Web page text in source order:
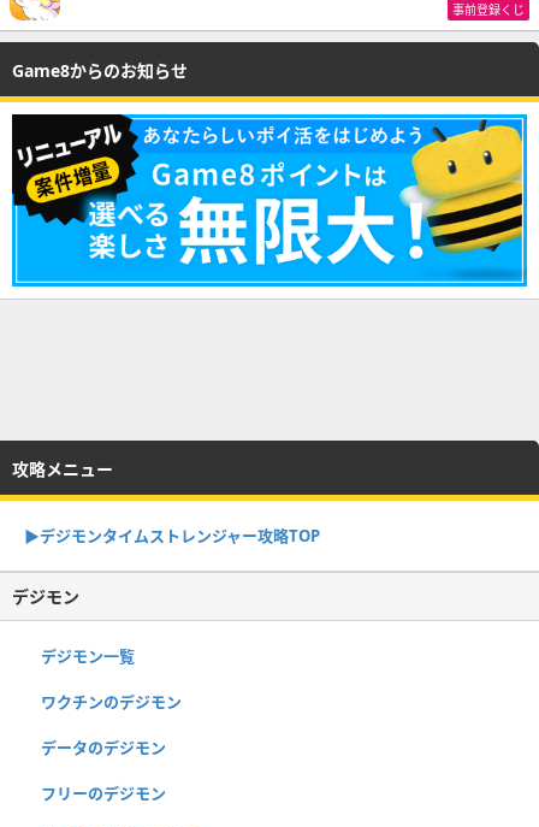
事前登録くじ
Game8からのお知らせ
攻略メニュー
▶︎デジモンタイムストレンジャー攻略TOP
デジモン
デジモン一覧
ワクチンのデジモン
データのデジモン
フリーのデジモン